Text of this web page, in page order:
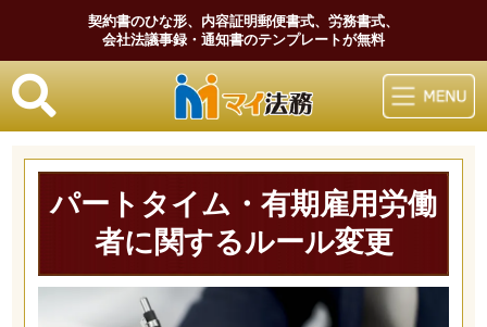
契約書のひな形、内容証明郵便書式、労務書式、
会社法議事録・通知書のテンプレートが無料
マイ法務
パートタイム・有期雇用労働
者に関するルール変更